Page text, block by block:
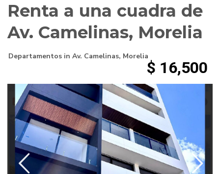
Renta a una cuadra de
Av. Camelinas, Morelia
Departamentos in Av. Camelinas, Morelia
$ 16,500